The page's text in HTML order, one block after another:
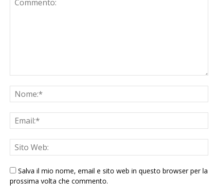
Salva il mio nome, email e sito web in questo browser per la
prossima volta che commento.